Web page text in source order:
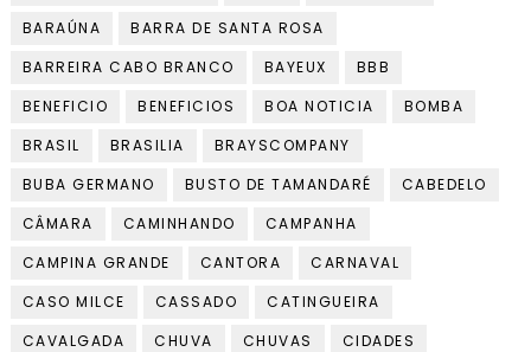
BARAÚNA
BARRA DE SANTA ROSA
BARREIRA CABO BRANCO
BAYEUX
BBB
BENEFICIO
BENEFICIOS BOA NOTICIA
BOMBA
BRASIL
BRASILIA
BRAYSCOMPANY
BUBA GERMANO
BUSTO DE TAMANDARÉ
CABEDELO
CÂMARA
CAMINHANDO
CAMPANHA
CAMPINA GRANDE
CANTORA
CARNAVAL
CASO MILCE
CASSADO
CATINGUEIRA
CAVALGADA
CHUVA CHUVAS
CIDADES